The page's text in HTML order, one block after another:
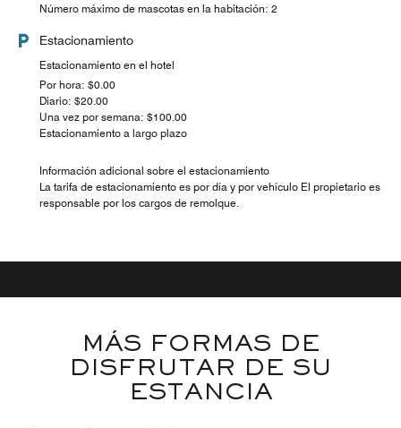
Número máximo de mascotas en la habitación: 2
Estacionamiento
Estacionamiento en el hotel
Por hora: $0.00
Diario: $20.00
Una vez por semana: $100.00
Estacionamiento a largo plazo
Información adicional sobre el estacionamiento
La tarifa de estacionamiento es por día y por vehículo El propietario es
responsable por los cargos de remolque.
MÁS FORMAS DE
DISFRUTAR DE SU
ESTANCIA